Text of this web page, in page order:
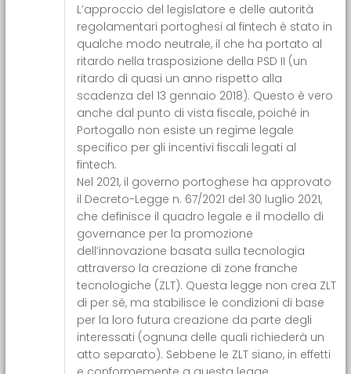
L’approccio del legislatore e delle autorità
regolamentari portoghesi al fintech è stato in
qualche modo neutrale, il che ha portato al
ritardo nella trasposizione della PSD II (un
ritardo di quasi un anno rispetto alla
scadenza del 13 gennaio 2018). Questo è vero
anche dal punto di vista fiscale, poiché in
Portogallo non esiste un regime legale
specifico per gli incentivi fiscali legati al
fintech.
Nel 2021, il governo portoghese ha approvato
il Decreto-Legge n. 67/2021 del 30 luglio 2021,
che definisce il quadro legale e il modello di
governance per la promozione
dell’innovazione basata sulla tecnologia
attraverso la creazione di zone franche
tecnologiche (ZLT). Questa legge non crea ZLT
di per sé, ma stabilisce le condizioni di base
per la loro futura creazione da parte degli
interessati (ognuna delle quali richiederà un
atto separato). Sebbene le ZLT siano, in effetti